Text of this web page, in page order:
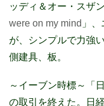
ッディ＆オー・スザ
were on my mind 」
が、シンプルで力強
側建具、板。
～イーブン時標～「
の取引を終えた。日